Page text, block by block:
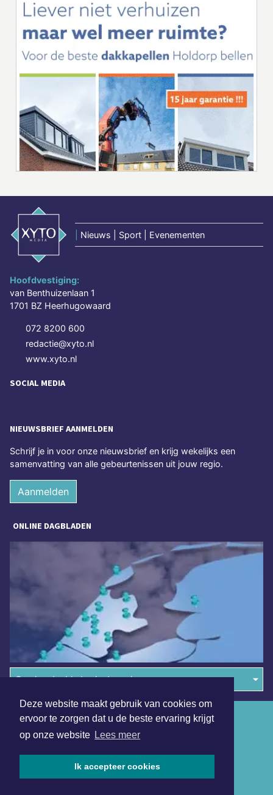
Deze website maakt gebruik van cookies om
ervoor te zorgen dat u de beste ervaring krijgt
op onze website Lees meer
Ik accepteer cookies
Nieuws | Sport | Evenementen
Hoofdvestiging:
van Benthuizenlaan 1
1701 BZ Heerhugowaard
072 8200 600
redactie@xyto.nl
www.xyto.nl
SOCIAL MEDIA
NIEUWSBRIEF AANMELDEN
Schrijf je in voor onze nieuwsbrief en krijg wekelijks een
samenvatting van alle gebeurtenissen uit jouw regio.
Aanmelden
ONLINE DAGBLADEN
Overige dagbladen in de regio
Algemene voorwaarden
Disclaimer